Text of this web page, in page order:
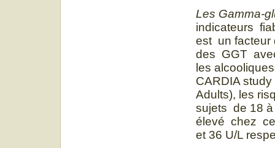
Les Gamma-
indicateurs
est un facteur
des GGT
les
CARDIA
Adults), les
sujets de 18
élevé chez
et 36 U/L